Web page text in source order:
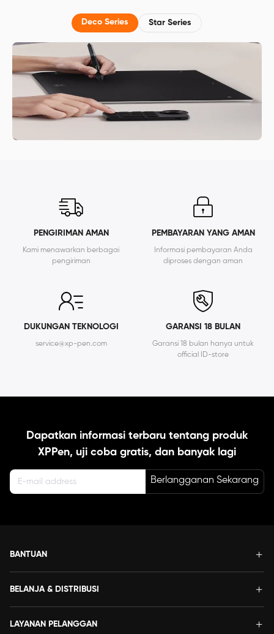
Deco Series Star Series
PENGIRIMAN AMAN
Kami menawarkan berbagai
pengiriman
PEMBAYARAN YANG AMAN
Informasi pembayaran Anda
diproses dengan aman
DUKUNGAN TEKNOLOGI
service@xp-pen.com
GARANSI 18 BULAN
Garansi 18 bulan hanya untuk
official ID-store
Dapatkan informasi terbaru tentang produk
XPPen, uji coba gratis, dan banyak lagi
Berlangganan Sekarang
BANTUAN
BELANJA & DISTRIBUSI
LAYANAN PELANGGAN